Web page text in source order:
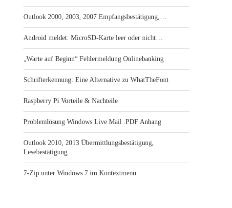
Outlook 2000, 2003, 2007 Empfangsbestätigung,…
Android meldet: MicroSD-Karte leer oder nicht…
„Warte auf Beginn“ Fehlermeldung Onlinebanking
Schrifterkennung: Eine Alternative zu WhatTheFont
Raspberry Pi Vorteile & Nachteile
Problemlösung Windows Live Mail .PDF Anhang
Outlook 2010, 2013 Übermittlungsbestätigung,
Lesebestätigung
7-Zip unter Windows 7 im Kontextmenü